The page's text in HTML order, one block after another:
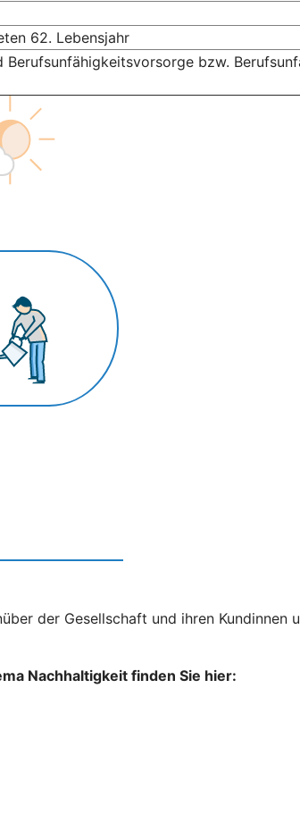
62. Lebensjahr
Berufsunfähigkeitsvorsorge bzw.
der Gesellschaft und ihren
Nachhaltigkeit finden Sie hier: